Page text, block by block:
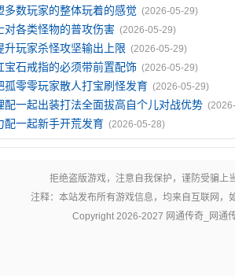
多数玩家的整体玩着的感觉 (2026-05-29)
对各类怪物的普攻伤害 (2026-05-29)
升玩家杀怪攻坚输出上限 (2026-05-29)
宝石戒指的必须带前置配饰 (2026-05-29)
孤零零玩家散人打宝刷怪发育 (2026-05-29)
配一起出装打法全面拔高自个儿对战优势
配一起新手开荒发育 (2026-05-28)
拒绝盗版游戏，注意自我保护，谨防受骗上
注释：本站发布所有游戏信息，均来自互联网
Copyright 2026-2027 网通传奇_网通